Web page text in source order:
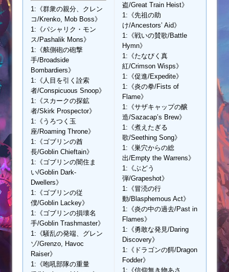
1:《群衆の親分、クレン
コ/Krenko, Mob Boss》
1:《パシャリク・モン
ス/Pashalik Mons》
1:《舷側砲の砲撃
手/Broadside
Bombardiers》
1:《人目を引く詮索
者/Conspicuous Snoop》
1:《スカークの探鉱
者/Skirk Prospector》
1:《うろつく玉
座/Roaming Throne》
1:《ゴブリンの酋
長/Goblin Chieftain》
1:《ゴブリンの闇住ま
い/Goblin Dark-
Dwellers》
1:《ゴブリンの従
僕/Goblin Lackey》
1:《ゴブリンの損壊名
手/Goblin Trashmaster》
1:《騒乱の発端、グレン
ゾ/Grenzo, Havoc
Raiser》
1:《咆吼部隊の重量
盗/Great Train Heist》
1:《先祖の助
け/Ancestors’ Aid》
1:《戦いの賛歌/Battle
Hymn》
1:《たなびく真
紅/Crimson Wisps》
1:《促進/Expedite》
1:《炎の拳/Fists of
Flame》
1:《サザキャップの醸
造/Sazacap’s Brew》
1:《煮えたぎる
歌/Seething Song》
1:《巣穴からの総
出/Empty the Warrens》
1:《ぶどう
弾/Grapeshot》
1:《冒涜の行
動/Blasphemous Act》
1:《炎の中の過去/Past in
Flames》
1:《勇敢な発見/Daring
Discovery》
1:《ドラゴンの餌/Dragon
Fodder》
1:《信仰無き物あさ